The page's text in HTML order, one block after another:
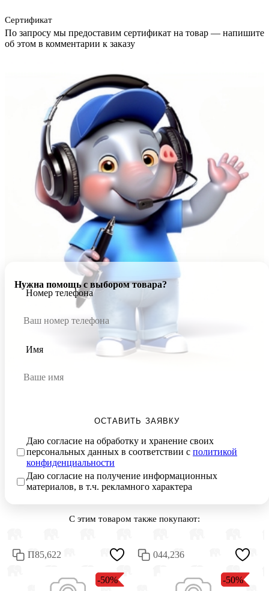
Сертификат
По запросу мы предоставим сертификат на товар — напишите
об этом в комментарии к заказу
Нужна помощь с выбором товара?
Номер телефона
Имя
ОСТАВИТЬ ЗАЯВКУ
Даю согласие на обработку и хранение своих
персональных данных в соответствии с политикой
конфиденциальности
Даю согласие на получение информационных
материалов, в т.ч. рекламного характера
С этим товаром также покупают:
П85,622
-50%
044,236
-50%